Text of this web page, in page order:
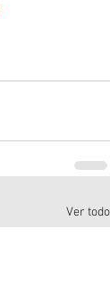
Ver todo